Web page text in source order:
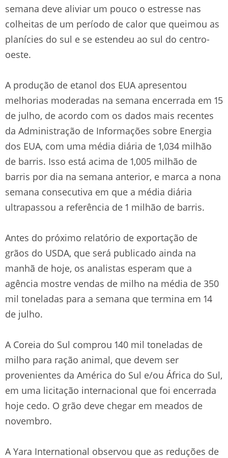
semana deve aliviar um pouco o estresse nas
colheitas de um período de calor que queimou as
planícies do sul e se estendeu ao sul do centro-
oeste.
A produção de etanol dos EUA apresentou
melhorias moderadas na semana encerrada em 15
de julho, de acordo com os dados mais recentes
da Administração de Informações sobre Energia
dos EUA, com uma média diária de 1,034 milhão
de barris. Isso está acima de 1,005 milhão de
barris por dia na semana anterior, e marca a nona
semana consecutiva em que a média diária
ultrapassou a referência de 1 milhão de barris.
Antes do próximo relatório de exportação de
grãos do USDA, que será publicado ainda na
manhã de hoje, os analistas esperam que a
agência mostre vendas de milho na média de 350
mil toneladas para a semana que termina em 14
de julho.
A Coreia do Sul comprou 140 mil toneladas de
milho para ração animal, que devem ser
provenientes da América do Sul e/ou África do Sul,
em uma licitação internacional que foi encerrada
hoje cedo. O grão deve chegar em meados de
novembro.
A Yara International observou que as reduções de